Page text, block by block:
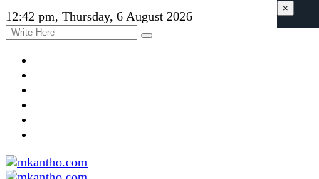
12:42 pm, Thursday, 6 August 2026
×